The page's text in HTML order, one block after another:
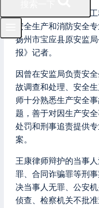
王康律师，注册安全
安全生产和消防安全
扬州市宝应县原安监
报》记者。
因曾在安监局负责安
故调查和处理、安全
师十分熟悉生产安全
题，善于对因生产安
处罚和刑事追责提供
案。
王康律师辩护的当事
罪、合同诈骗罪等刑
决当事人无罪、公安
侦查、检察机关不批